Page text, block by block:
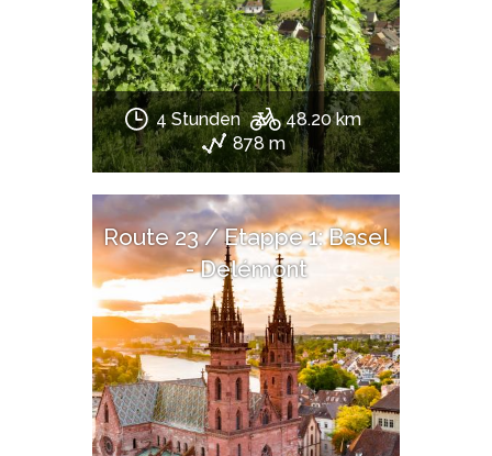
4 Stunden
48.20 km
878 m
Route 23 / Etappe 1: Basel
- Delémont